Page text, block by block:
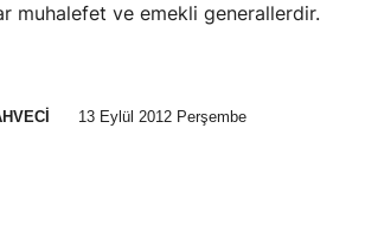
muhalefet ve emekli generallerdir.
13 Eylül 2012 Perşembe